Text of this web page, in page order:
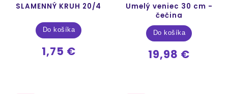
SLAMENNÝ KRUH 20/4
1,75 €
Do košíka
Umelý veniec 30 cm -
čečina
19,98 €
Do košíka